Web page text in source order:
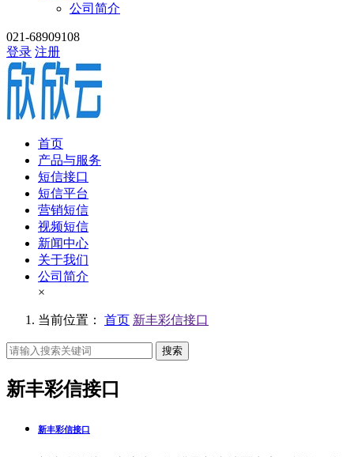
公司简介
021-68909108
登录 注册
首页
产品与服务
短信接口
短信平台
营销短信
视频短信
新闻中心
关于我们
公司简介
×
当前位置： 首页 新丰彩信接口
搜索
新丰彩信接口
新丰彩信接口